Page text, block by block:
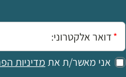
אימייל:
אני מאשר/ת את מדיניות